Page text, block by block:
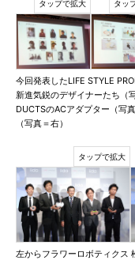
今回発表したLIFE STYLE
新進気鋭のデザイナーたち（
DUCTSのACアダプター（写
（写真＝右）
左からフラワーロボティクス